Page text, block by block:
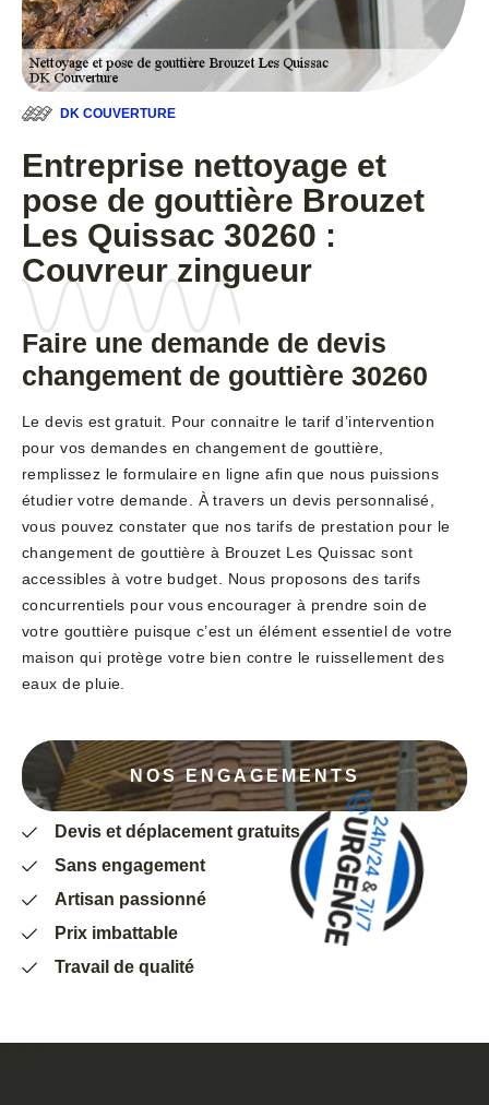
DK COUVERTURE
Entreprise nettoyage et
pose de gouttière Brouzet
Les Quissac 30260 :
Couvreur zingueur
Faire une demande de devis
changement de gouttière 30260
Le devis est gratuit. Pour connaitre le tarif d’intervention
pour vos demandes en changement de gouttière,
remplissez le formulaire en ligne afin que nous puissions
étudier votre demande. À travers un devis personnalisé,
vous pouvez constater que nos tarifs de prestation pour le
changement de gouttière à Brouzet Les Quissac sont
accessibles à votre budget. Nous proposons des tarifs
concurrentiels pour vous encourager à prendre soin de
votre gouttière puisque c’est un élément essentiel de votre
maison qui protège votre bien contre le ruissellement des
eaux de pluie.
NOS ENGAGEMENTS
Devis et déplacement gratuits
Sans engagement
Artisan passionné
Prix imbattable
Travail de qualité